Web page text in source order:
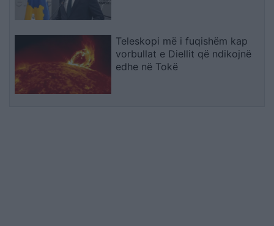
Teleskopi më i fuqishëm kap
vorbullat e Diellit që ndikojnë
edhe në Tokë